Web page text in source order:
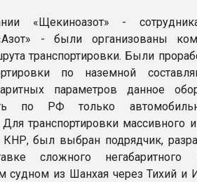
«Щекиноазот» -
- были организованы
транспортировки. Были
по наземной
параметров данное
по РФ только
транспортировки массивного
КНР, был выбран подрядчик,
сложного негабаритного
судном из Шанхая через Тихий и